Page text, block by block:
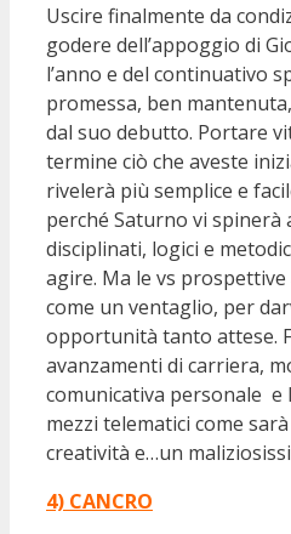
Uscire finalmente da
godere dell’appoggio di
l’anno e del continuativo
promessa, ben
dal suo debutto. Portare
termine ciò che aveste
rivelerà più semplice e
perché Saturno vi spinerà
disciplinati, logici e
agire. Ma le vs
come un ventaglio, per
opportunità tanto attese.
avanzamenti di carriera,
comunicativa personale e
mezzi telematici come
creatività e…un
4) CANCRO